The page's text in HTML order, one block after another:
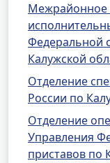
Межрайонное
Федеральной
Калужской
Отделение
России по
Отделение
Управления
приставов по